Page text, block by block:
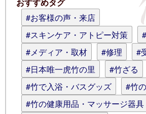
コメント (スタイル用の
#お客様の声・来店
#スキンケア・アトピー対策
#メディア・取材
#修理
#
#日本唯一虎竹の里
#竹ざる
#竹で入浴・バスグッズ
#竹
#竹の健康用品・マッサージ器具